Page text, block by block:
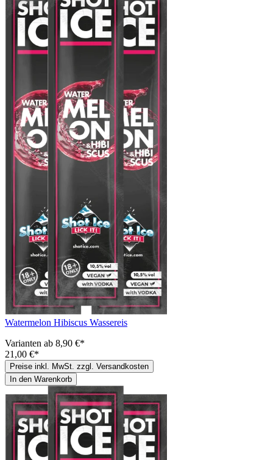
Watermelon Hibiscus Wassereis
Varianten ab 8,90 €*
21,00 €*
Preise inkl. MwSt. zzgl. Versandkosten
In den Warenkorb